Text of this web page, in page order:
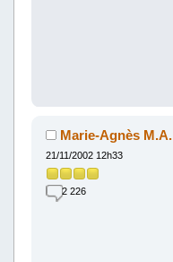
Marie-Agnès M.A.
21/11/2002 12h33
2 226